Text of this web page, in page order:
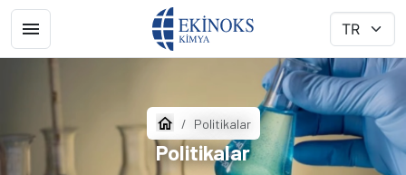
Politikalar
Politikalar